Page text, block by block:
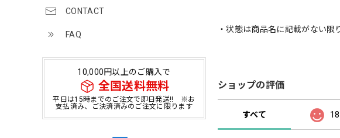
CONTACT
FAQ
10,000円以上のご購入で
全国送料無料
平日は15時までのご注文で即日発送!! ※お
支払済み、ご決済済みのご注文に限ります
・状態は商品名に記載がない限
ショップの評価
すべて